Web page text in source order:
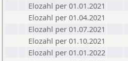
Elozahl per 01.01.2021
Elozahl per 01.04.2021
Elozahl per 01.07.2021
Elozahl per 01.10.2021
Elozahl per 01.01.2022